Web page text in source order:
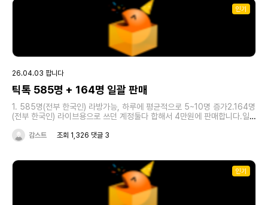
인기
26.04.03 팝니다
틱톡 585명 + 164명 일괄 판매
1. 585명(전부 한국인) 라방가능, 하루에 평균적으로 5~10명 증가2.164명
(전부 한국인) 라이브용으로 쓰던 계정둘다 합해서 4만원에 판매합니다.일
감스트 조회 1,326 댓글 3
인기